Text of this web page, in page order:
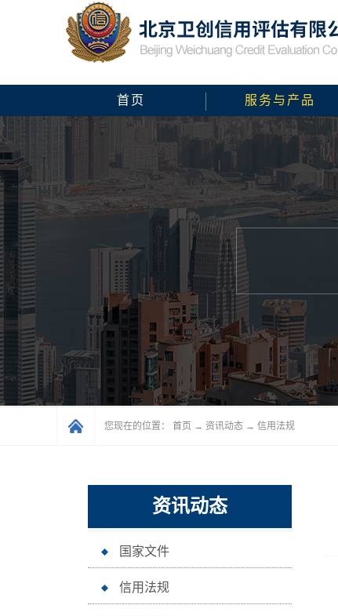
首页 服务与产品
您现在的位置： 首页 → 资讯动态 → 信用法规
资讯动态
国家文件
信用法规